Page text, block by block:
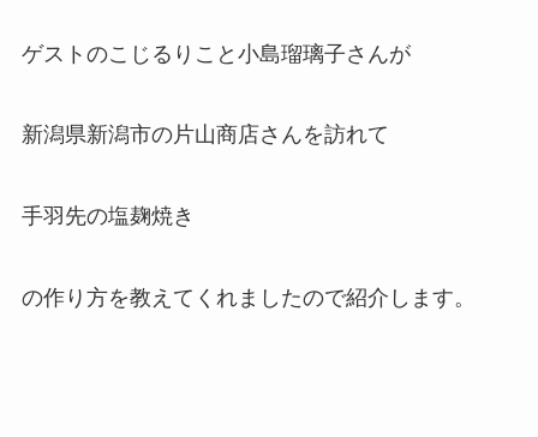
ゲストのこじるりこと小島瑠璃子さんが
新潟県新潟市の片山商店さんを訪れて
手羽先の塩麹焼き
の作り方を教えてくれましたので紹介します。